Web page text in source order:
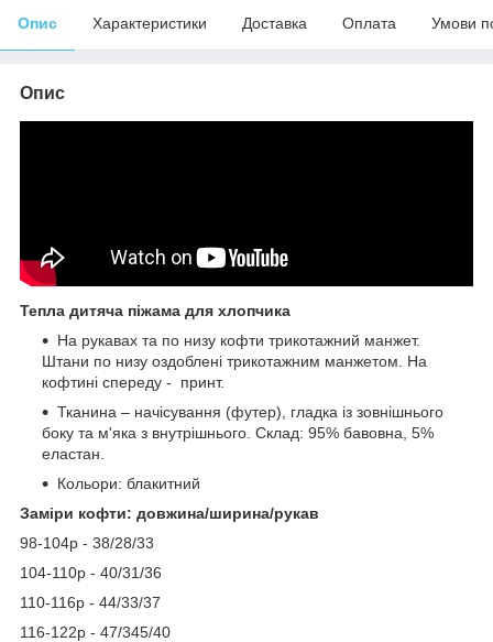
Опис Характеристики Доставка Оплата Умови
Опис
Тепла дитяча піжама для хлопчика
На рукавах та по низу кофти трикотажний манжет.
Штани по низу оздоблені трикотажним манжетом. На
кофтині спереду - принт.
Тканина – начісування (футер), гладка із зовнішнього
боку та м'яка з внутрішнього. Склад: 95% бавовна, 5%
еластан.
Кольори: блакитний
Заміри кофти: довжина/ширина/рукав
98-104р - 38/28/33
104-110р - 40/31/36
110-116р - 44/33/37
116-122р - 47/345/40